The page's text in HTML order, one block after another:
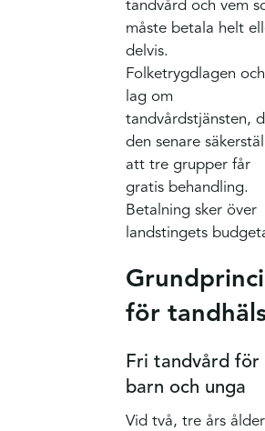
tandvård och vem
måste betala helt
delvis.
Folketrygdlagen och
lag om
tandvårdstjänsten,
den senare
att tre grupper får
gratis behandling.
Betalning sker över
landstingets
för
Fri tandvård för
barn och unga
Vid två, tre års ålder